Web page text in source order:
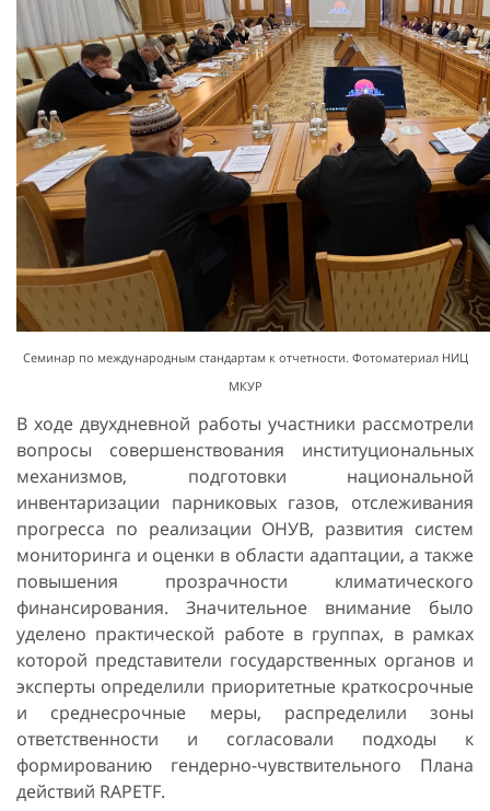
Семинар по международным стандартам к отчетности. Фотоматериал НИЦ
МКУР
В ходе двухдневной работы участники рассмотрели
вопросы совершенствования институциональных
механизмов, подготовки национальной
инвентаризации парниковых газов, отслеживания
прогресса по реализации ОНУВ, развития систем
мониторинга и оценки в области адаптации, а также
повышения прозрачности климатического
финансирования. Значительное внимание было
уделено практической работе в группах, в рамках
которой представители государственных органов и
эксперты определили приоритетные краткосрочные
и среднесрочные меры, распределили зоны
ответственности и согласовали подходы к
формированию гендерно-чувствительного Плана
действий RAPETF.